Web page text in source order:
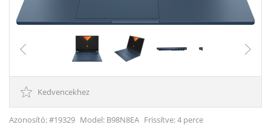
Kedvencekhez
Azonosító: #19329 Model: B98N8EA Frissítve: 4 perce